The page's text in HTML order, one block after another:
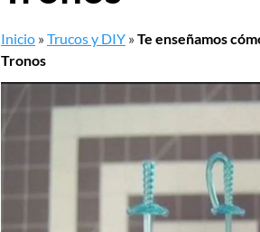
Inicio »Trucos y DIY »Te enseñamos
Tronos